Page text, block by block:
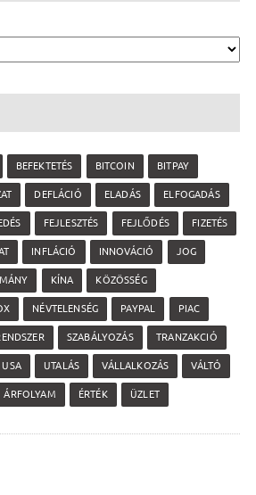
BEFEKTETÉS BITCOIN BITPAY
DEFLÁCIÓ ELADÁS ELFOGADÁS
FEJLESZTÉS FEJLŐDÉS FIZETÉS
INFLÁCIÓ INNOVÁCIÓ JOG
KÍNA KÖZÖSSÉG
NÉVTELENSÉG PAYPAL PIAC
SZABÁLYOZÁS TRANZAKCIÓ
USA UTALÁS VÁLLALKOZÁS VÁLTÓ
ÁRFOLYAM ÉRTÉK ÜZLET